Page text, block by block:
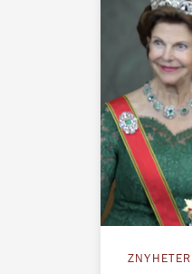
ZNYHETER